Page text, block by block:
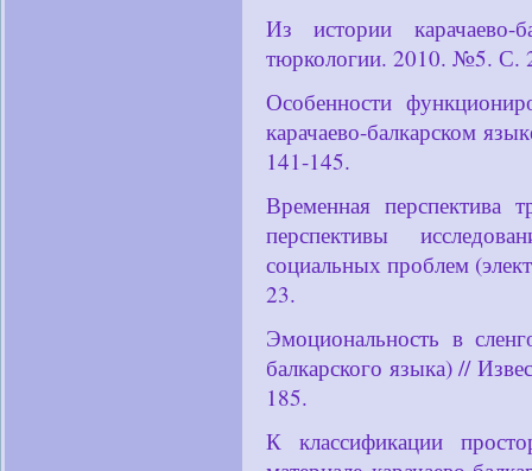
Из истории карачаево-
тюркологии. 2010. №5. С.
Особенности
карачаево-балкарском
141-145.
Временная перспектива
перспективы
социальных проблем
23.
Эмоциональность в
балкарского языка) //
185.
К классификации